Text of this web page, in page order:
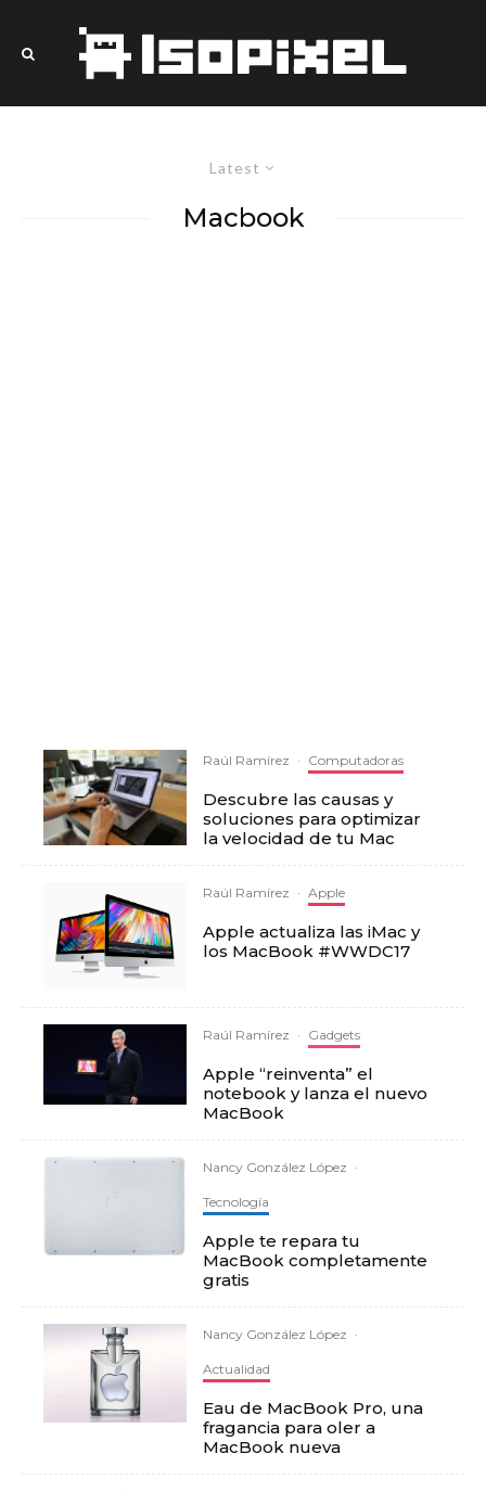
Latest
Macbook
Raúl Ramírez · Computadoras
Descubre las causas y
soluciones para optimizar
la velocidad de tu Mac
Raúl Ramírez · Apple
Apple actualiza las iMac y
los MacBook #WWDC17
Raúl Ramírez · Gadgets
Apple “reinventa” el
notebook y lanza el nuevo
MacBook
Nancy González López ·
Tecnología
Apple te repara tu
MacBook completamente
gratis
Nancy González López ·
Actualidad
Eau de MacBook Pro, una
fragancia para oler a
MacBook nueva